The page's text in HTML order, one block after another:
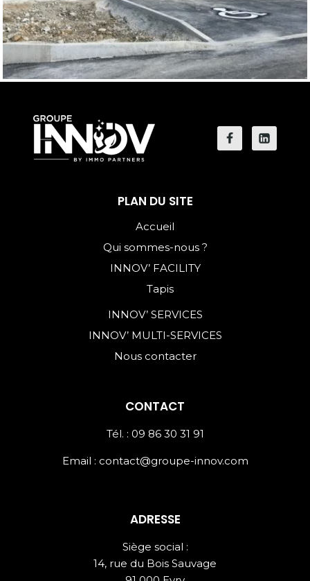
PLAN DU SITE
Accueil
Qui sommes-nous ?
INNOV’ FACILITY
Tapis
INNOV’ SERVICES
INNOV’ MULTI-SERVICES
Nous contacter
CONTACT
Tél. : 09 86 30 31 91
Email : contact@groupe-innov.com
ADRESSE
Siège social :
14, rue du Bois Sauvage